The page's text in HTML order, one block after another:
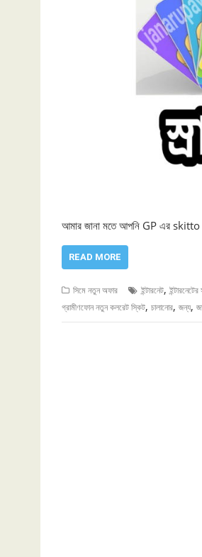
আমার জানা মতে আপনি GP এর skitto
READ MORE
সিমে নতুন ‍অফার ইন্টারনেট,
গ্রামীণফোন নতুন কলরেট স্কিট, চালানোর, জন্য,